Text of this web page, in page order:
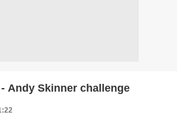
Andy Skinner challenge